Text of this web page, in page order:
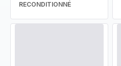
RECONDITIONNÉ